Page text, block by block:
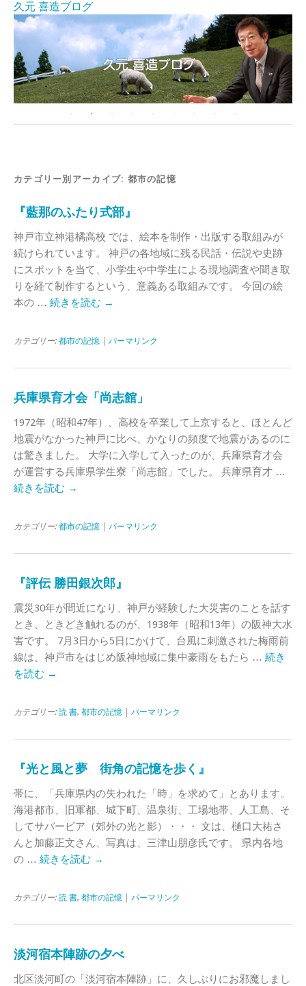
久元 喜造ブログ
カテゴリー別アーカイブ: 都市の記憶
『藍那のふたり式部』
神戸市立神港橘高校 では、絵本を制作・出版する取組みが
続けられています。 神戸の各地域に残る民話・伝説や史跡
にスポットを当て、小学生や中学生による現地調査や聞き取
りを経て制作するという、意義ある取組みです。 今回の絵
本の … 続きを読む →
カテゴリー: 都市の記憶 パーマリンク
兵庫県育才会「尚志館」
1972年（昭和47年）、高校を卒業して上京すると、ほとんど
地震がなかった神戸に比べ、かなりの頻度で地震があるのに
は驚きました。 大学に入学して入ったのが、兵庫県育才会
が運営する兵庫県学生寮「尚志館」でした。 兵庫県育才 …
続きを読む →
カテゴリー: 都市の記憶 パーマリンク
『評伝 勝田銀次郎』
震災30年が間近になり、神戸が経験した大災害のことを話す
とき、ときどき触れるのが、1938年（昭和13年）の阪神大水
害です。 7月3日から5日にかけて、台風に刺激された梅雨前
線は、神戸市をはじめ阪神地域に集中豪雨をもたら … 続き
を読む →
カテゴリー: 読 書, 都市の記憶 パーマリンク
『光と風と夢 街角の記憶を歩く』
帯に、「兵庫県内の失われた「時」を求めて」とあります。
海港都市、旧軍都、城下町、温泉街、工場地帯、人工島、そ
してサバービア（郊外の光と影）・・・ 文は、樋口大祐さ
んと加藤正文さん、写真は、三津山朋彦氏です。 県内各地
の … 続きを読む →
カテゴリー: 読 書, 都市の記憶 パーマリンク
淡河宿本陣跡の夕べ
北区淡河町の「淡河宿本陣跡」に、久しぶりにお邪魔しまし